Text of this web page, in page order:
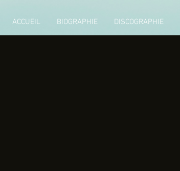
ACCUEIL BIOGRAPHIE DISCOGRAPHIE